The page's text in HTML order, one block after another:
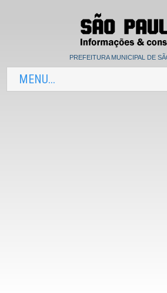
PREFEITURA MUNICIPAL DE
MENU...